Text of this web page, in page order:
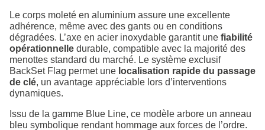
Le corps moleté en aluminium assure une excellente
adhérence, même avec des gants ou en conditions
dégradées. L’axe en acier inoxydable garantit une fiabilité
opérationnelle durable, compatible avec la majorité des
menottes standard du marché. Le système exclusif
BackSet Flag permet une localisation rapide du passage
de clé, un avantage appréciable lors d’interventions
dynamiques.
Issu de la gamme Blue Line, ce modèle arbore un anneau
bleu symbolique rendant hommage aux forces de l’ordre.